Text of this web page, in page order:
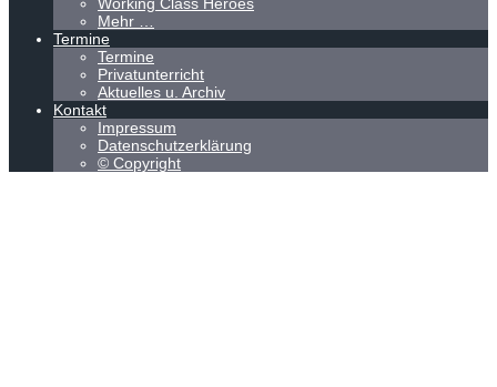
Mehr …
Termine
Termine
Privatunterricht
Aktuelles u. Archiv
Kontakt
Impressum
Datenschutzerklärung
© Copyright